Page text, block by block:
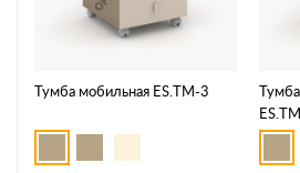
Тумба мобильная ES.ТМ-3